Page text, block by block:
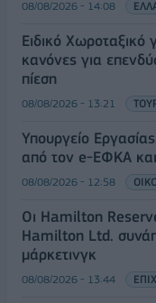
08/08/2026 - 14:08
Ειδικό Χωροταξικό
κανόνες για
πίεση
08/08/2026 - 13:21
Υπουργείο
από τον e-ΕΦΚΑ
08/08/2026 - 12:58
Οι Hamilton
Hamilton Ltd.
μάρκετινγκ
08/08/2026 - 13:44